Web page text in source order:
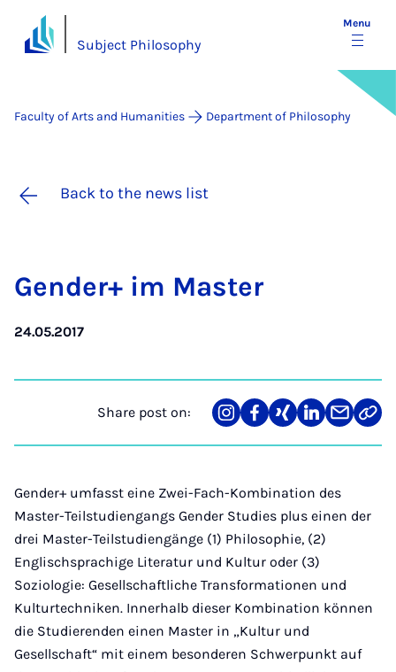
Subject Philosophy
Menu
Faculty of Arts and Humanities Department of Philosophy
Back to the news list
Gender+ im Mas­ter
24.05.2017
Share post on:
Share
on
Teilen
auf
Teilen
auf
Teilen
auf
Teilen
über
Link
Gender+ umfasst eine Zwei-Fach-Kombination des
Master-Teilstudiengangs Gender Studies plus einen der
drei Master-Teilstudiengänge (1) Philosophie, (2)
Englisch­sprachige Literatur und Kultur oder (3)
Soziologie: Gesellschaftliche Transformationen und
Kulturtechniken. Innerhalb dieser Kombination können
die Studierenden einen Master in „Kultur und
Gesellschaft“ mit einem besonderen Schwerpunkt auf